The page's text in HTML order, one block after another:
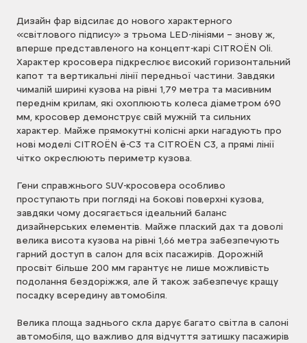
Дизайн фар відсилає до нового характерного
«світлового підпису» з трьома LED-лініями – знову ж,
вперше представленого на концепт-карі CITROЁN Oli.
Характер кросовера підкреслює високий горизонтальний
капот та вертикальні лінії передньої частини. Завдяки
чималій ширині кузова на рівні 1,79 метра та масивним
переднім крилам, які охоплюють колеса діаметром 690
мм, кросовер демонструє свій мужній та сильних
характер. Майже прямокутні колісні арки нагадують про
нові моделі CITROЁN ë-C3 та CITROЁN C3, а прямі лінії
чітко окреслюють периметр кузова.
Гени справжнього SUV-кросовера особливо
проступають при погляді на бокові поверхні кузова,
завдяки чому досягається ідеальний баланс
дизайнерських елементів. Майже плаский дах та доволі
велика висота кузова на рівні 1,66 метра забезпечують
гарний доступ в салон для всіх пасажирів. Дорожній
просвіт більше 200 мм гарантує не лише можливість
подолання бездоріжжя, але й також забезпечує кращу
посадку всередину автомобіля.
Велика площа заднього скла дарує багато світла в салоні
автомобіля, що важливо для відчуття затишку пасажирів